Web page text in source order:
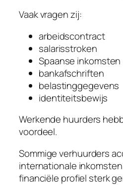
Vaak vragen zij:
arbeidscontract
salarisstroken
Spaanse inkomsten
bankafschriften
belastinggegevens
identiteitsbewijs
Werkende huurders
voordeel.
Sommige verhuurders
internationale
financiële profiel sterk